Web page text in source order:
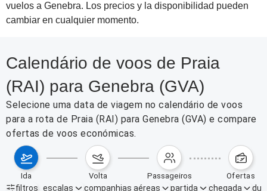
vuelos a Genebra. Los precios y la disponibilidad pueden
cambiar en cualquier momento.
Calendário de voos de Praia
(RAI) para Genebra (GVA)
Selecione uma data de viagem no calendário de voos
para a rota de Praia (RAI) para Genebra (GVA) e compare
ofertas de voos económicas.
ida volta passageiros ofertas
filtros escalas companhias aéreas partida chegada